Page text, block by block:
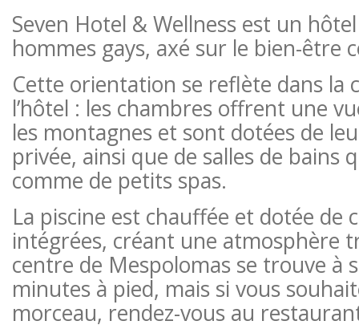
Seven Hotel & Wellness est un
hommes gays, axé sur le bien-être
Cette orientation se reflète dans la
l’hôtel : les chambres offrent une
les montagnes et sont dotées de
privée, ainsi que de salles de bains
comme de petits spas.
La piscine est chauffée et dotée de
intégrées, créant une atmosphère
centre de Mespolomas se trouve à
minutes à pied, mais si vous
morceau, rendez-vous au